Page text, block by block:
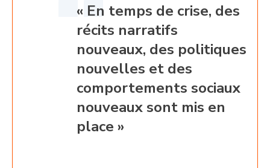
« En temps de crise, des
récits narratifs
nouveaux, des politiques
nouvelles et des
comportements sociaux
nouveaux sont mis en
place »